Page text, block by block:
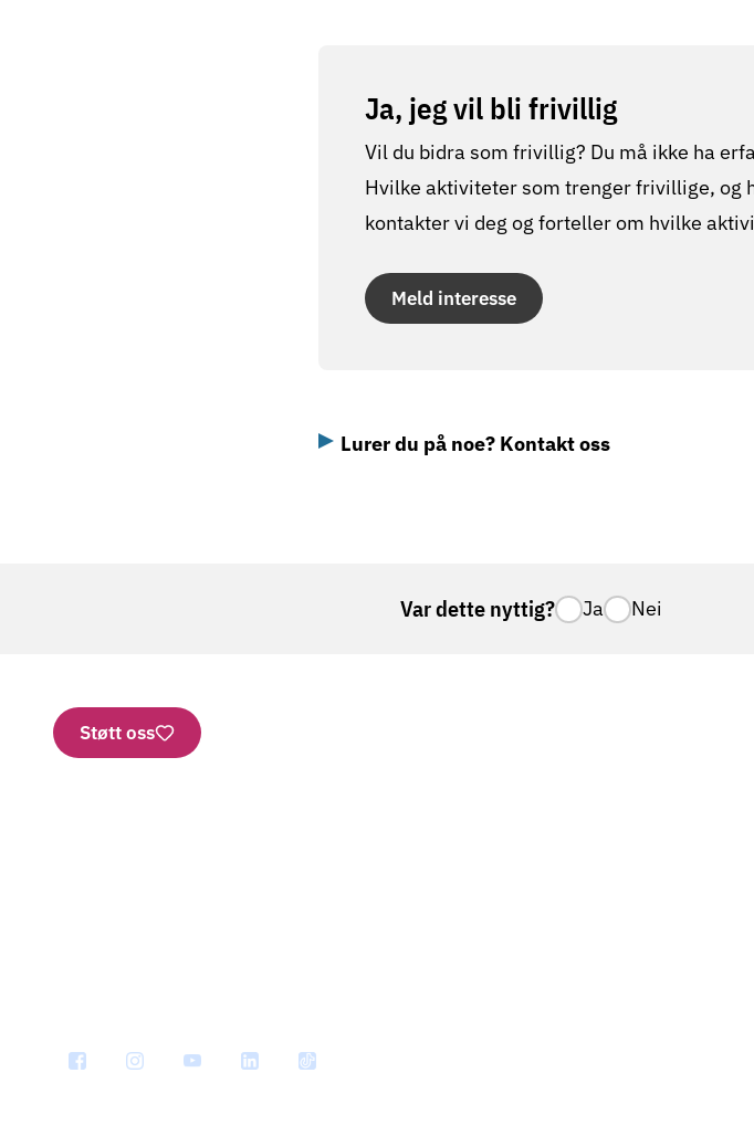
Ja, jeg vil bli frivillig
Vil du bidra som frivillig? Du må ikke ha
Hvilke aktiviteter som trenger frivillige, og
kontakter vi deg og forteller om hvilke
Meld interesse
Lurer du på noe? Kontakt oss
Var dette nyttig? Ja Nei
Støtt oss